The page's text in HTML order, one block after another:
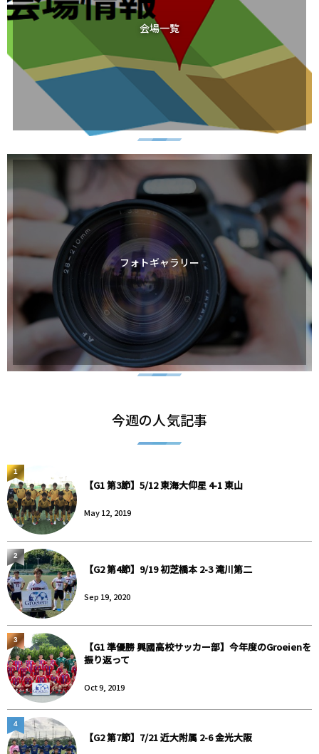
会場一覧
フォトギャラリー
今週の人気記事
【G1 第3節】5/12 東海大仰星 4-1 東山
May 12, 2019
1
【G2 第4節】9/19 初芝橋本 2-3 滝川第二
Sep 19, 2020
2
【G1 準優勝 興國高校サッカー部】今年度のGroeienを
振り返って
Oct 9, 2019
3
【G2 第7節】7/21 近大附属 2-6 金光大阪
4